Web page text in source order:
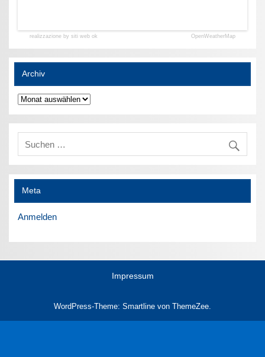
realizzazione by siti web ok OpenWeatherMap
Archiv
Archiv
Meta
Anmelden
Impressum
WordPress-Theme: Smartline von ThemeZee.